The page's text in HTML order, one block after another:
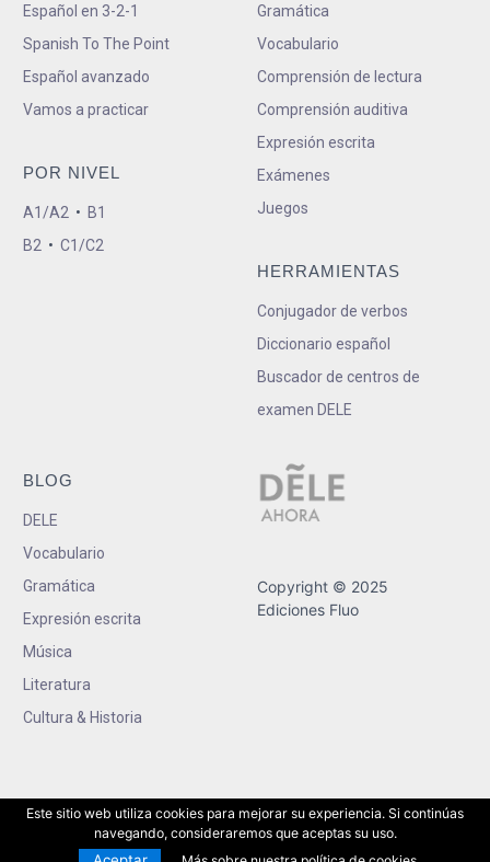
Español en 3-2-1
Spanish To The Point
Español avanzado
Vamos a practicar
POR NIVEL
A1/A2 • B1
B2 • C1/C2
Gramática
Vocabulario
Comprensión de lectura
Comprensión auditiva
Expresión escrita
Exámenes
Juegos
HERRAMIENTAS
Conjugador de verbos
Diccionario español
Buscador de centros de
examen DELE
BLOG
DELE
Vocabulario
Gramática
Expresión escrita
Música
Literatura
Cultura & Historia
Copyright © 2025
Ediciones Fluo
Este sitio web utiliza cookies para mejorar su experiencia. Si continúas
navegando, consideraremos que aceptas su uso.